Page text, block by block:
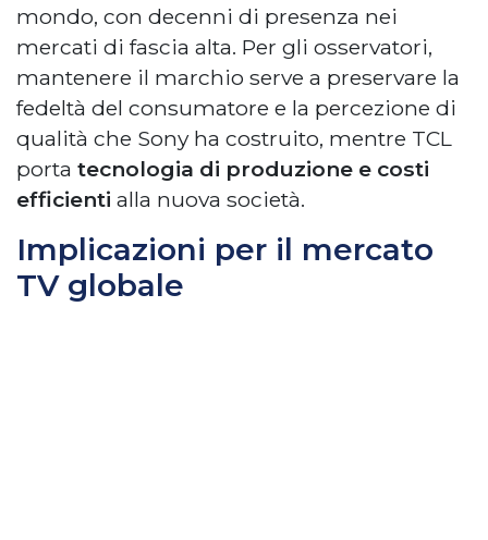
mondo, con decenni di presenza nei
mercati di fascia alta. Per gli osservatori,
mantenere il marchio serve a preservare la
fedeltà del consumatore e la percezione di
qualità che Sony ha costruito, mentre TCL
porta tecnologia di produzione e costi
efficienti alla nuova società.
Implicazioni per il mercato
TV globale